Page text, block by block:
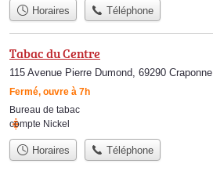
Horaires Téléphone
Tabac du Centre
115 Avenue Pierre Dumond, 69290 Craponne
Fermé, ouvre à 7h
Bureau de tabac
compte Nickel
Horaires Téléphone